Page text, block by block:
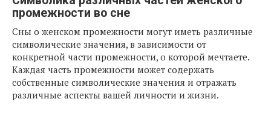
промежности во сне
Сны о женском промежности могут иметь различные
символические значения, в зависимости от
конкретной части промежности, о которой мечтаете.
Каждая часть промежности может содержать
собственные символические значения и отражать
различные аспекты вашей личности и жизни.